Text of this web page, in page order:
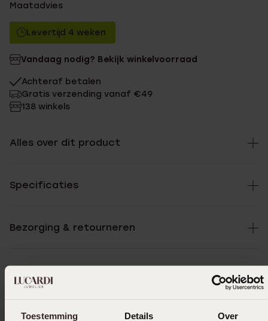
Toestemming Details Over
Maatadvies
Levertijd 4 weken
Vandaag nodig? Bekijk winkelvoorraad
Achteraf betalen
Gratis verzending vanaf €49
138 winkels
Alles over dit product
Specificaties
Bezorging & retourneren
bestellingen
Selecteer maat & bestel